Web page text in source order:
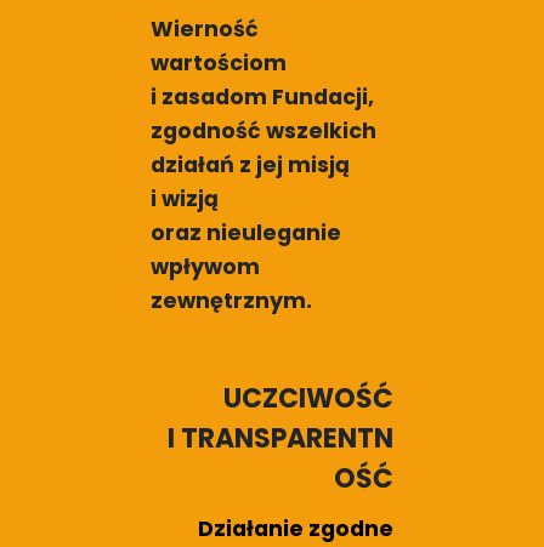
Wierność
wartościom
i zasadom Fundacji,
zgodność wszelkich
działań z jej misją
i wizją
oraz nieuleganie
wpływom
zewnętrznym.
UCZCIWOŚĆ
I TRANSPARENTN
OŚĆ
Działanie zgodne